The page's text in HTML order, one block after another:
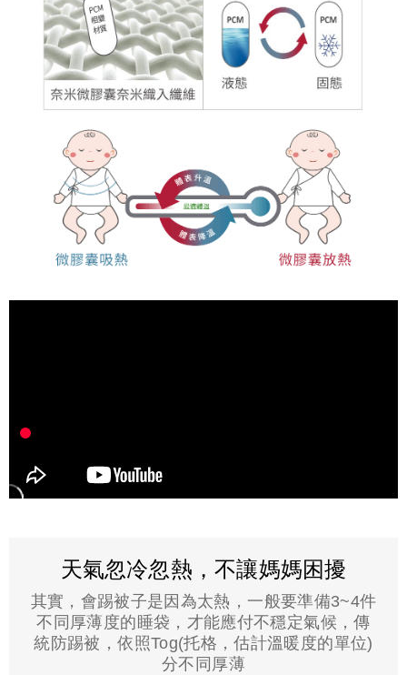
天氣忽冷忽熱，不讓媽媽困擾
其實，會踢被子是因為太熱，一般要準備3~4件
不同厚薄度的睡袋，才能應付不穩定氣候，傳
統防踢被，依照Tog(托格，估計溫暖度的單位)
分不同厚薄